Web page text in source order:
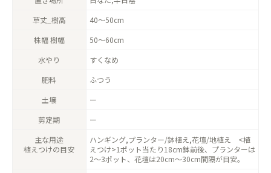
草丈_樹高
40〜50cm
株幅 樹幅
50〜60cm
水やり
すくなめ
肥料
ふつう
土壌
ー
剪定期
ー
主な用途
植えつけの目安
ハンギング,プランター/鉢植え,花壇/地植え <植
えつけ>1ポット当たり18cm鉢前後、プランターは
2〜3ポット、花壇は20cm〜30cm間隔が目安。